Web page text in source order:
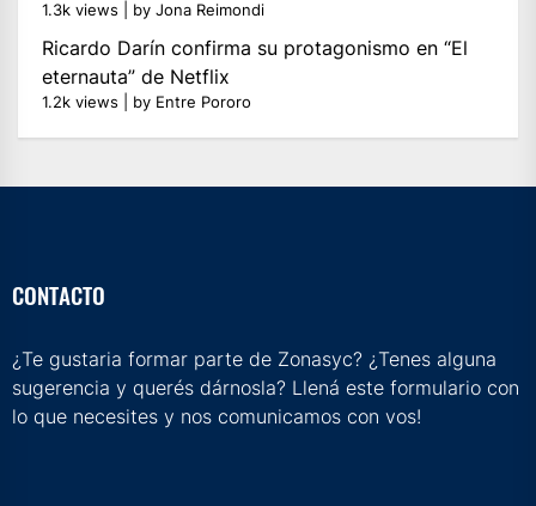
1.3k views by Jona Reimondi
Ricardo Darín confirma su protagonismo en “El
eternauta” de Netflix
1.2k views by Entre Pororo
CONTACTO
¿Te gustaria formar parte de Zonasyc? ¿Tenes alguna
sugerencia y querés dárnosla? Llená este formulario con
lo que necesites y nos comunicamos con vos!